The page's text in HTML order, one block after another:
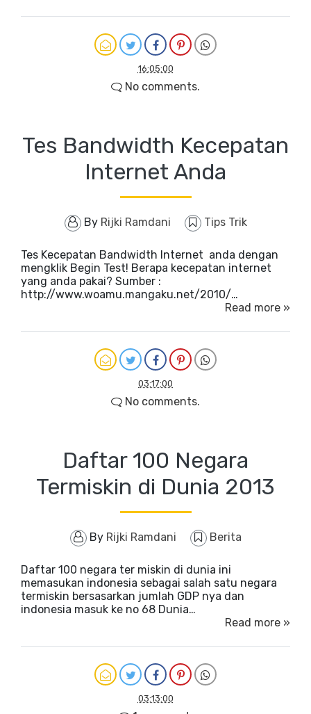
16:05:00
No comments.
Tes Bandwidth Kecepatan
Internet Anda
By Rijki Ramdani Tips Trik
Tes Kecepatan Bandwidth Internet anda dengan
mengklik Begin Test! Berapa kecepatan internet
yang anda pakai? Sumber :
http://www.woamu.mangaku.net/2010/…
Read more »
03:17:00
No comments.
Daftar 100 Negara
Termiskin di Dunia 2013
By Rijki Ramdani Berita
Daftar 100 negara ter miskin di dunia ini
memasukan indonesia sebagai salah satu negara
termiskin bersasarkan jumlah GDP nya dan
indonesia masuk ke no 68 Dunia…
Read more »
03:13:00